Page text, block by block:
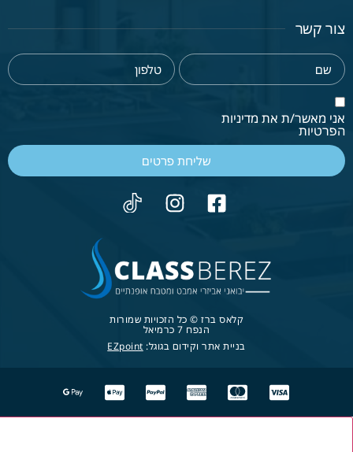
צור קשר
אני מאשר/ת את מדיניות
הפרטיות
שליחת פרטים
קלאס ברז © כל הזכויות שמורות
הנפח 7 כרמיאל
בניית אתר וקידום בגוגל: EZpoint